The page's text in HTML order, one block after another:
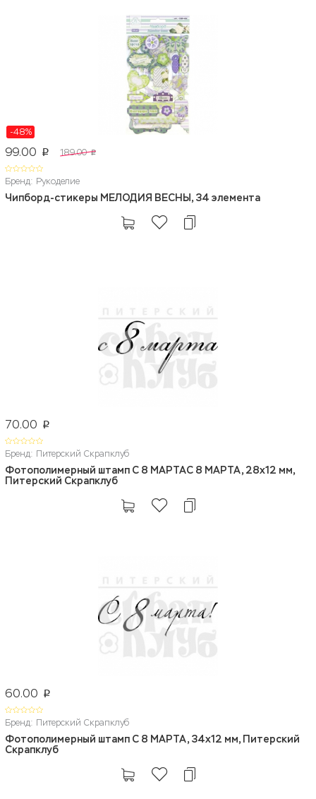
-48%
99.00 p 189.00 p
Бренд: Рукоделие
Чипборд-стикеры МЕЛОДИЯ ВЕСНЫ, 34 элемента
70.00 p
Бренд: Питерский Скрапклуб
Фотополимерный штамп С 8 МАРТАС 8 МАРТА, 28х12 мм,
Питерский Скрапклуб
60.00 p
Бренд: Питерский Скрапклуб
Фотополимерный штамп С 8 МАРТА, 34х12 мм, Питерский
Скрапклуб